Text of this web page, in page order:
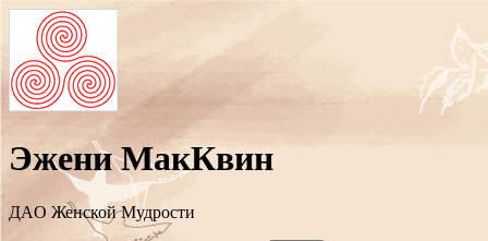
Эжени МакКвин
ДAO Женской Мудрости